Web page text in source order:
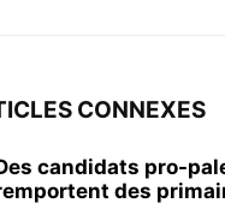
CONNEXES
candidats pro-
des